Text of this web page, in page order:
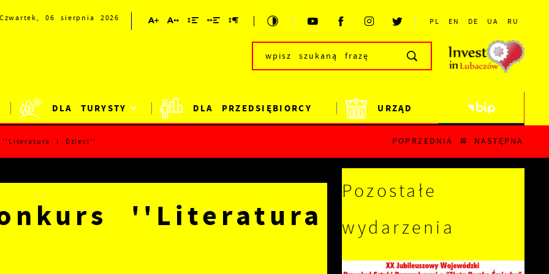
Czwartek, 06 sierpnia 2026 PL EN DE UA RU
DLA TURYSTY DLA PRZEDSIĘBIORCY URZĄD
''Literatura i Dzieci'' POPRZEDNIA NASTĘPNA
''Literatura
Pozostałe
wydarzenia